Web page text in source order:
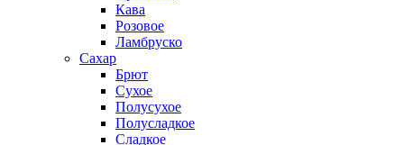
Кава
Розовое
Ламбруско
Сахар
Брют
Сухое
Полусухое
Полусладкое
Сладкое